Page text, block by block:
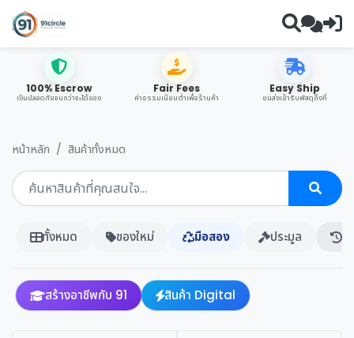
100% Escrow
เงินปลอดภัยจนกว่าจะได้ของ
Fair Fees
ค่าธรรมเนียมต่ำเพื่อร้านค้า
Easy Ship
ขนส่งเข้ารับพัสดุถึงที่
หน้าหลัก สินค้าทั้งหมด
ทั้งหมด ของใหม่ มือสอง ประมูล
สร้างอาชีพกับ 91 สินค้า Digital